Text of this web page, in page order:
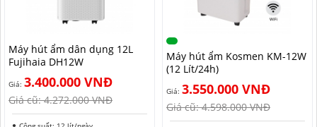
QUẢNG NAM
ĐỒNG THÁP
Máy hút ẩm dân dụng 12L
Fujihaia DH12W
Giá: 3.400.000 VNĐ
Giá cũ:4.272.000 VNĐ
Máy hút ẩm Kosmen KM-12W
(12 Lít/24h)
Giá: 3.550.000 VNĐ
Giá cũ:4.598.000 VNĐ